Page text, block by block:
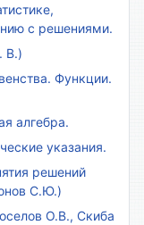
с решениями.
В.)
Функции.
алгебра.
указания.
решений
С.Ю.)
О.В., Скиба